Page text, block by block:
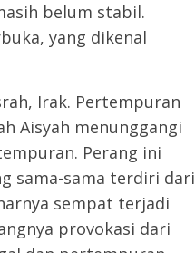
belum stabil.
yang dikenal
Irak. Pertempuran
Aisyah menunggangi
Perang ini
sama-sama terdiri dari
provokasi dari